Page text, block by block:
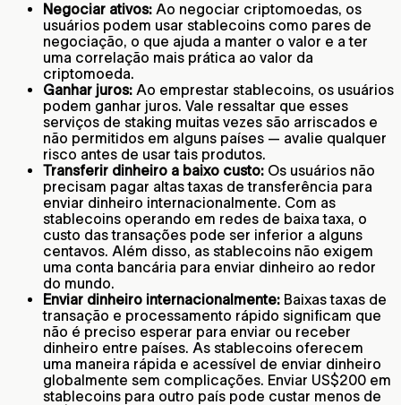
Negociar ativos: Ao negociar criptomoedas, os
usuários podem usar stablecoins como pares de
negociação, o que ajuda a manter o valor e a ter
uma correlação mais prática ao valor da
criptomoeda.
Ganhar juros: Ao emprestar stablecoins, os usuários
podem ganhar juros. Vale ressaltar que esses
serviços de staking muitas vezes são arriscados e
não permitidos em alguns países — avalie qualquer
risco antes de usar tais produtos.
Transferir dinheiro a baixo custo: Os usuários não
precisam pagar altas taxas de transferência para
enviar dinheiro internacionalmente. Com as
stablecoins operando em redes de baixa taxa, o
custo das transações pode ser inferior a alguns
centavos. Além disso, as stablecoins não exigem
uma conta bancária para enviar dinheiro ao redor
do mundo.
Enviar dinheiro internacionalmente: Baixas taxas de
transação e processamento rápido significam que
não é preciso esperar para enviar ou receber
dinheiro entre países. As stablecoins oferecem
uma maneira rápida e acessível de enviar dinheiro
globalmente sem complicações. Enviar US$200 em
stablecoins para outro país pode custar menos de